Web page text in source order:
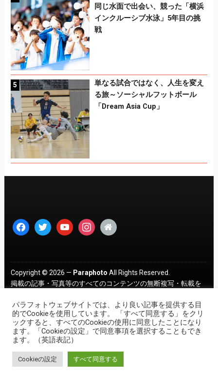
同じ水面で出会い、競った「横浜
インクルーシブ水泳」5年目の挑
戦
単なる試合ではなく、人生を変え
る旅～ソーシャルフットボール
「Dream Asia Cup」
facebooktwitter youtubeinstagram
home
Copyright © 2026 — Paraphoto All Rights Reserved.
掲載の記事・写真等のすべてのコンテンツの無断複写・転載を
パラフォトウェブサイトでは、より良い記事を提供する目
的でCookieを使用しています。 「すべて同意する」をクリ
ックすると、すべてのCookieの使用に同意したことになり
ます。「Cookieの設定」で同意事項を選択することもでき
ます。（英語表記）
Cookieの設定 すべて同意する